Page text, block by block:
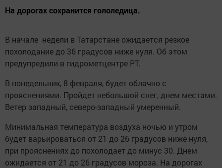
На дорогах сохранится гололедица.
В начале недели в Татарстане ожидается резкое
похолодание до 36 градусов ниже нуля. Об этом
предупредили в гидрометцентре РТ.
В понедельник, 8 февраля, будет облачно с
прояснениями. Пройдет небольшой снег, днем местами.
Ветер западный, северо-западный умеренный.
Минимальная температура воздуха ночью и утром
будет варьироваться от 21 до 26 градусов ниже нуля,
при прояснениях до похолодает до минус 30. Днем
ожидается от 21 до 26 градусов мороза. На дорогах